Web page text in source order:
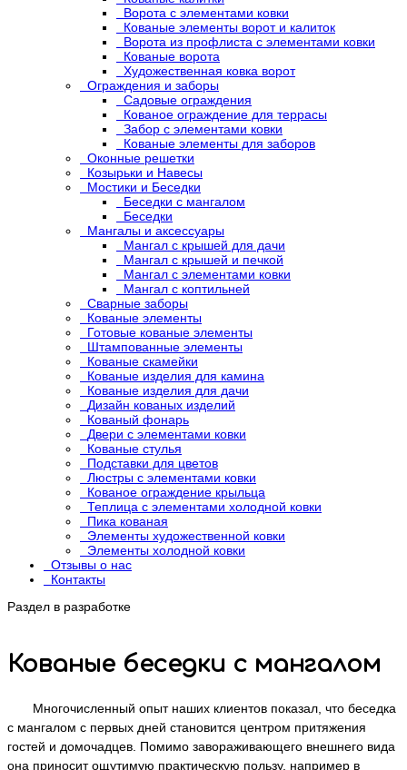
Ворота с элементами ковки
Кованые элементы ворот и калиток
Ворота из профлиста с элементами ковки
Кованые ворота
Художественная ковка ворот
Ограждения и заборы
Садовые ограждения
Кованое ограждение для террасы
Забор с элементами ковки
Кованые элементы для заборов
Оконные решетки
Козырьки и Навесы
Мостики и Беседки
Беседки с мангалом
Беседки
Мангалы и аксессуары
Мангал с крышей для дачи
Мангал с крышей и печкой
Мангал с элементами ковки
Мангал с коптильней
Сварные заборы
Кованые элементы
Готовые кованые элементы
Штампованные элементы
Кованые скамейки
Кованые изделия для камина
Кованые изделия для дачи
Дизайн кованых изделий
Кованый фонарь
Двери с элементами ковки
Кованые стулья
Подставки для цветов
Люстры с элементами ковки
Кованое ограждение крыльца
Теплица с элементами холодной ковки
Пика кованая
Элементы художественной ковки
Элементы холодной ковки
Отзывы о нас
Контакты
Раздел в разработке
Кованые беседки с мангалом
Многочисленный опыт наших клиентов показал, что беседка
с мангалом с первых дней становится центром притяжения
гостей и домочадцев. Помимо завораживающего внешнего вида
она приносит ощутимую практическую пользу, например в